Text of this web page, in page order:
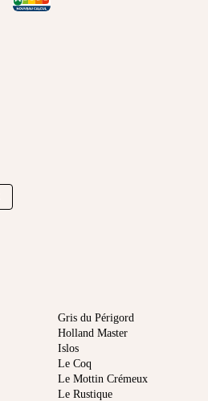
Gris du Périgord
Holland Master
Islos
Le Coq
Le Mottin Crémeux
Le Rustique